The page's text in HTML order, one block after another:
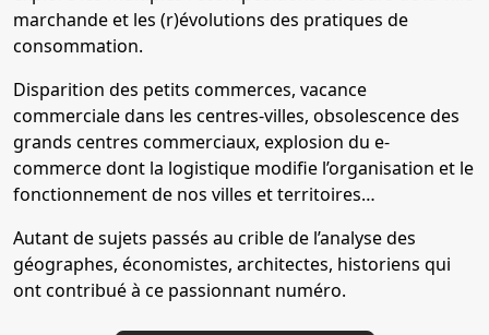
marchande et les (r)évolutions des pratiques de
consommation.
Disparition des petits commerces, vacance
commerciale dans les centres-villes, obsolescence des
grands centres commerciaux, explosion du e-
commerce dont la logistique modifie l’organisation et le
fonctionnement de nos villes et territoires…
Autant de sujets passés au crible de l’analyse des
géographes, économistes, architectes, historiens qui
ont contribué à ce passionnant numéro.